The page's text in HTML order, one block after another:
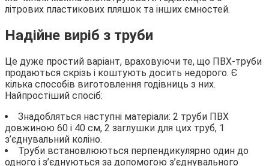
літрових пластикових пляшок та інших ємностей.
Надійне виріб з труби
Це дуже простий варіант, враховуючи те, що ПВХ-труби
продаються скрізь і коштують досить недорого. Є
кілька способів виготовлення годівниць з них.
Найпростіший спосіб:
Знадобляться наступні матеріали: 2 труби ПВХ
довжиною 60 і 40 см, 2 заглушки для цих труб, 1
з’єднувальний коліно.
Труби встановлюються перпендикулярно один до
одного і з’єднуються за допомогою з’єднувального